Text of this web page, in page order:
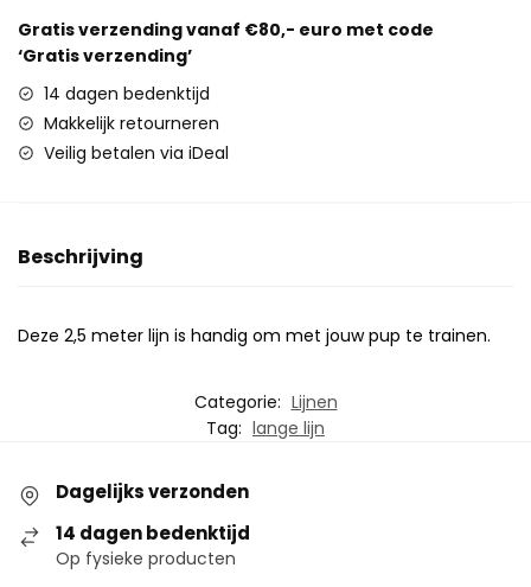
Gratis verzending vanaf €80,- euro met code
‘Gratis verzending’
14 dagen bedenktijd
Makkelijk retourneren
Veilig betalen via iDeal
Beschrijving
Deze 2,5 meter lijn is handig om met jouw pup te trainen.
Categorie: Lijnen
Tag: lange lijn
Dagelijks verzonden
14 dagen bedenktijd
Op fysieke producten